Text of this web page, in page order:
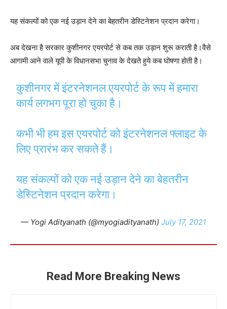
यह संकल्पों को एक नई उड़ान देने का बेहतरीन डेस्टिनेशन प्रदान करेगा।
अब देखना है सरकार कुशीनगर एयरपोर्ट से कब तक उड़ान शुरू कराती है।वैसे
आगामी आने वाले यूपी के विधानसभा चुनाव के देखते हुये कब घोषणा होती है।
कुशीनगर में इंटरनेशनल एयरपोर्ट के रूप में हमारा
कार्य लगभग पूरा हो चुका है।
कभी भी हम इस एयरपोर्ट को इंटरनेशनल फ्लाइट के
लिए प्रारंभ कर सकते हैं।
यह संकल्पों को एक नई उड़ान देने का बेहतरीन
डेस्टिनेशन प्रदान करेगा।
— Yogi Adityanath (@myogiadityanath) July 17, 2021
Read More Breaking News